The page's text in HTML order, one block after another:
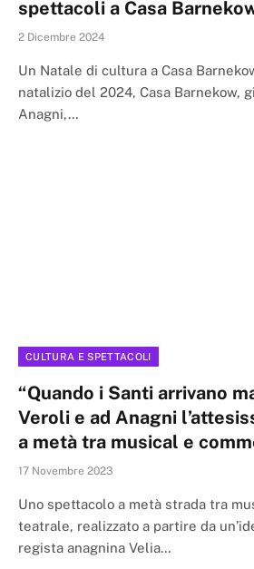
spettacoli a Casa
2 Dicembre 2024
Un Natale di cultura a Casa
natalizio del 2024, Casa Barnekow,
Anagni,…
CULTURA E SPETTACOLI
“Quando i Santi arrivano
Veroli e ad Anagni
a metà tra musical e
17 Novembre 2023
Uno spettacolo a metà strada tra
teatrale, realizzato a partire da
regista anagnina Velia…